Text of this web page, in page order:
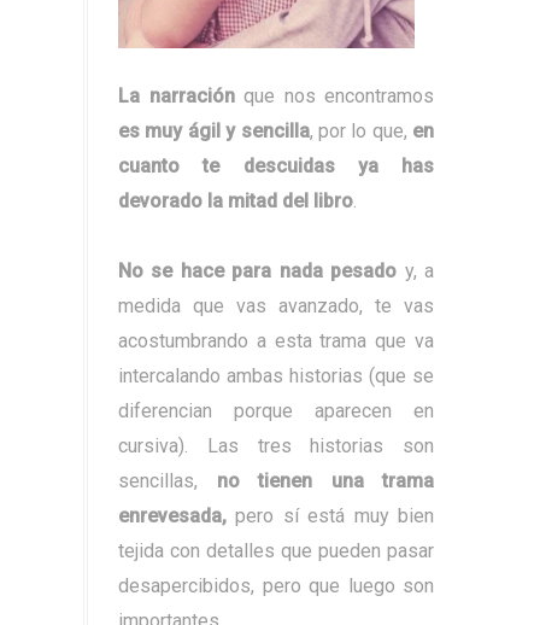
La narraciónque nos encontramos
es muy ágil y sencilla, por lo que, en
cuanto te descuidas ya has
devorado la mitad del libro.
No se hace para nada pesado y, a
medida que vas avanzado, te vas
acostumbrando a esta trama que va
intercalando ambas historias (que se
diferencian porque aparecen en
cursiva). Las tres historias son
sencillas, no tienen una trama
enrevesada, pero sí está muy bien
tejida con detalles que pueden pasar
desapercibidos, pero que luego son